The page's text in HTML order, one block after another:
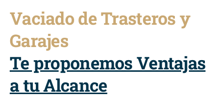
Vaciado de Trasteros y
Garajes
Te proponemos Ventajas
a tu Alcance